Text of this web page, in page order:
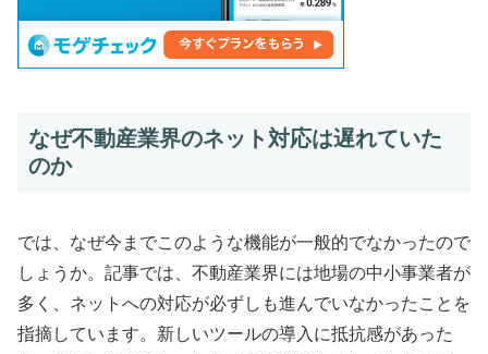
なぜ不動産業界のネット対応は遅れていた
のか
では、なぜ今までこのような機能が一般的でなかったので
しょうか。記事では、不動産業界には地場の中小事業者が
多く、ネットへの対応が必ずしも進んでいなかったことを
指摘しています。新しいツールの導入に抵抗感があった